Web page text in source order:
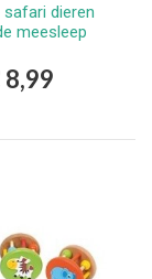
dieren
meesleep